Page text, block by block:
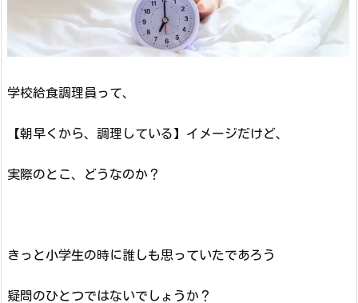
学校給食調理員って、
【朝早くから、調理している】イメージだけど、
実際のとこ、どうなのか？
きっと小学生の時に誰しも思っていたであろう
疑問のひとつではないでしょうか？